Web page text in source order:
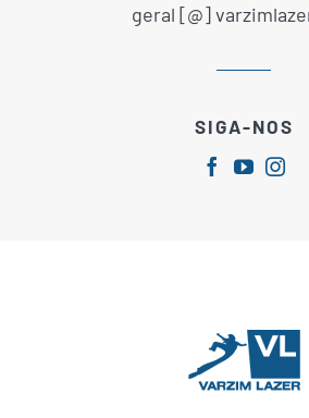
geral [@]
SIGA-NOS